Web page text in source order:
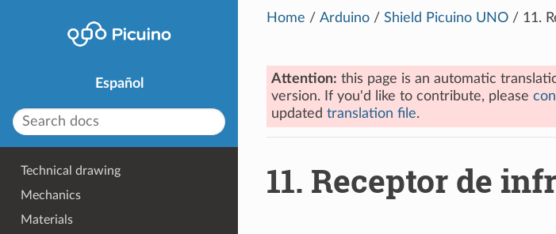
Home / Arduino / Shield Picuino UNO / 11.
Attention: this page is an automatic
version. If you'd like to contribute, please
updated translation file.
11. Receptor de
Español
Technical drawing
Mechanics
Materials